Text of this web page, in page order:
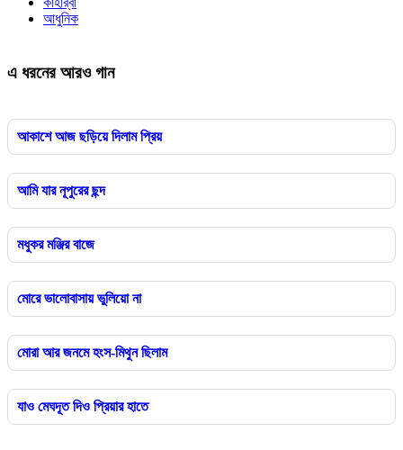
আধুনিক
এ ধরনের আরও গান
আকাশে আজ ছড়িয়ে দিলাম প্রিয়
আমি যার নূপুরের ছন্দ
মধুকর মঞ্জির বাজে
মোরে ভালোবাসায় ভুলিয়ো না
মোরা আর জনমে হংস-মিথুন ছিলাম
যাও মেঘদূত দিও প্রিয়ার হাতে